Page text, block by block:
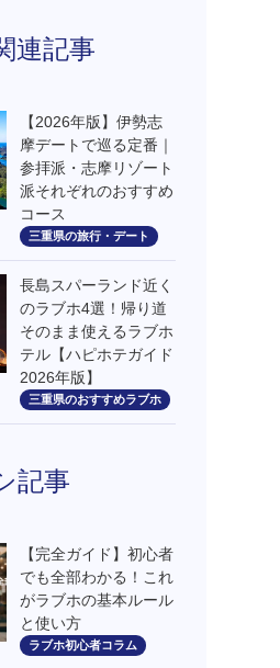
連記事
【2026年版】伊勢志
摩デートで巡る定番｜
参拝派・志摩リゾート
派それぞれのおすすめ
コース
三重県の旅行・デート
長島スパーランド近く
のラブホ4選！帰り道
そのまま使えるラブホ
テル【ハピホテガイド
2026年版】
三重県のおすすめラブホ
記事
【完全ガイド】初心者
でも全部わかる！これ
がラブホの基本ルール
と使い方
ラブホ初心者コラム